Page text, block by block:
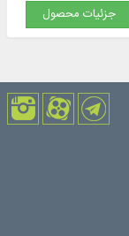
جزئیات محصول